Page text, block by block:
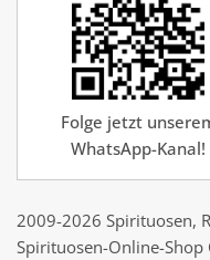
Folge jetzt
WhatsApp-Kanal!
2009-2026 Spirituosen,
Spirituosen-Online-Shop